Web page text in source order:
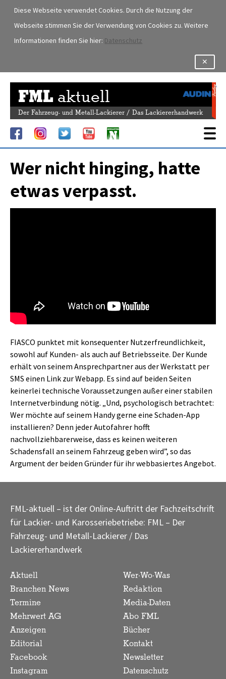
Diese Webseite verwendet Cookies. Durch die Nutzung der
Webseite stimmen Sie der Verwendung von Cookies zu. Weitere
Informationen finden Sie hier: Datenschutz
✕
FMLaktuell
Der Fahrzeug- und Metall-Lackierer / Das Lackiererhandwerk
Wer nicht hinging, hatte
etwas verpasst.
FIASCO punktet mit konsequenter Nutzerfreundlichkeit,
sowohl auf Kunden- als auch auf Betriebsseite. Der Kunde
erhält von seinem Ansprechpartner aus der Werkstatt per
SMS einen Link zur Webapp. Es sind auf beiden Seiten
keinerlei technische Voraussetzungen außer einer stabilen
Internetverbindung nötig. „Und, psychologisch betrachtet:
Wer möchte auf seinem Handy gerne eine Schaden-App
installieren? Denn jeder Autofahrer hofft
nachvollziehbarerweise, dass es keinen weiteren
Schadensfall an seinem Fahrzeug geben wird”, so das
Argument der beiden Gründer für ihr webbasiertes Angebot.
FML-aktuell – ist der Online-Auftritt der Fachzeitschrift
für Lackier- und Karosseriebetriebe: FML – Der
Fahrzeug- und Metall-Lackierer / Das
Lackiererhandwerk
Aktuell
Branchen News
Termine
Mehrwert AG
Anzeigen
Editorial
Facebook
Instagram
Wer·Wo·Was
Redaktion
Media-Daten
Abo FML
Bücher
Kontakt
Newsletter
Datenschutz